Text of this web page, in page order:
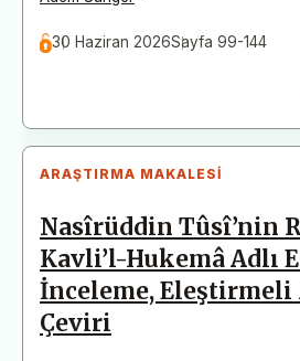
30 Haziran 2026Sayfa 99-144
ARAŞTIRMA MAKALESI
Nasîrüddin Tûsî’nin
Kavli’l-Hukemâ Adlı
İnceleme,
Çeviri